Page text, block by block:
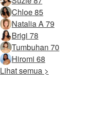
Chloe 85
Natalia A 79
Brigi 78
Tumbuhan 70
Hiromi 68
Lihat semua >